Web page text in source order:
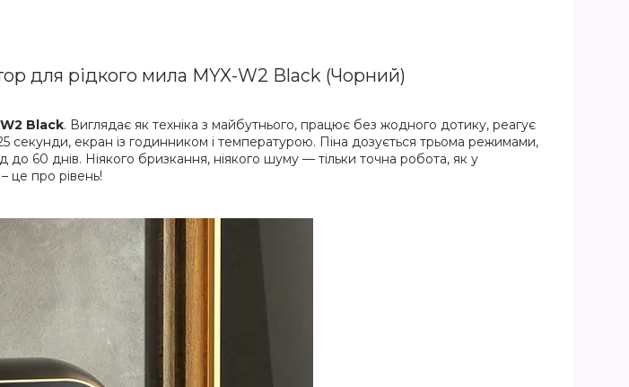
для рідкого мила MYX-W2 Black (Чорний)
Black. Виглядає як техніка з майбутнього, працює без жодного дотику, реагує
екран із годинником і температурою. Піна дозується трьома режимами,
60 днів. Ніякого бризкання, ніякого шуму — тільки точна робота, як у
це про рівень!